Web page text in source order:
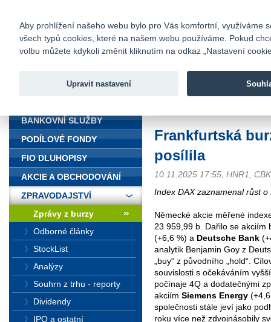
Fio banka
Fio banka
Frankfurtská
posílila
10.11.2025 17:55, HNR1,
Index DAX zaznamenal růst
Německé akcie měřené
23 959,99 b. Dařilo se
(+6,6 %) a Deutsche Bank
analytik Benjamin Goy z
„buy“ z původního „hold“.
souvislosti s očekáváním
počínaje 4Q a dodatečnými
akciím Siemens Energy
společnosti stále jeví jako
roku více než zdvojnásobily
BANKOVNÍ SLUŽBY
PODÍLOVÉ FONDY
FIO DLUHOPISY
AKCIE A OBCHODOVÁNÍ
ZPRAVODAJSTVÍ
Zprávy z burzy
Odborné články
StockList
Analýzy
Souhrn z trhu - reporty
Dividendy
IPO a ostatní
Aby prohlížení našeho webu bylo pro Vás komfortní, využíváme
všech typů cookies, které na našem webu používáme. Pokud
volbu můžete kdykoli změnit kliknutím na odkaz „Nastavení
Upravit nastavení